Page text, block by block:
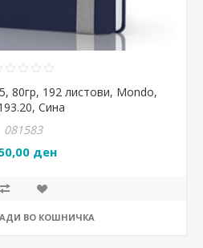
80гр, 192 листови, Mondo,
Сина
081583
ден
ВО КОШНИЧКА